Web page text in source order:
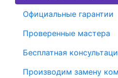
Официальные гарантии
Проверенные мастера
Бесплатная
Производим замену